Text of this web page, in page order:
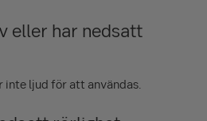
eller har nedsatt
inte ljud för att användas.